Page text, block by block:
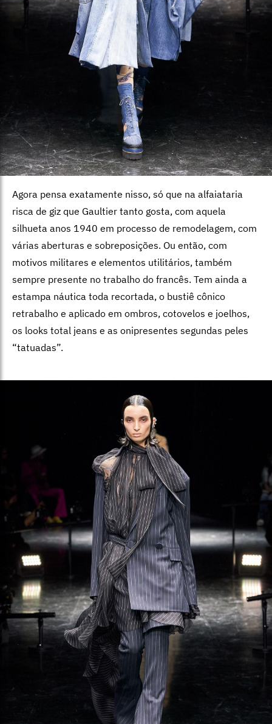
Agora pensa exatamente nisso, só que na alfaiataria
risca de giz que Gaultier tanto gosta, com aquela
silhueta anos 1940 em processo de remodelagem, com
várias aberturas e sobreposições. Ou então, com
motivos militares e elementos utilitários, também
sempre presente no trabalho do francês. Tem ainda a
estampa náutica toda recortada, o bustiê cônico
retrabalho e aplicado em ombros, cotovelos e joelhos,
os looks total jeans e as onipresentes segundas peles
“tatuadas”.